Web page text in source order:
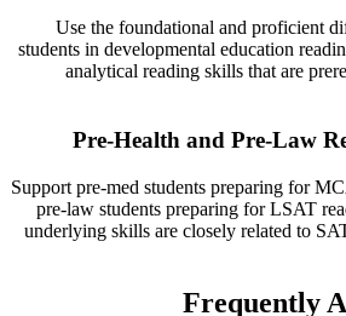
Use the foundational and proficient
students in developmental education
analytical reading skills that are
Pre-Health and Pre-Law
Support pre-med students preparing for
pre-law students preparing for LSAT
underlying skills are closely related to
Frequently